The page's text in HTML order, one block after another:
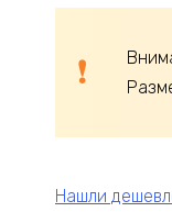
Нашли